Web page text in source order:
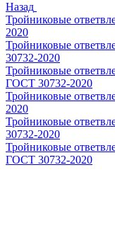
Назад
Тройниковые
2020
Тройниковые
30732-2020
Тройниковые
ГОСТ 30732-2020
Тройниковые
2020
Тройниковые
30732-2020
Тройниковые
ГОСТ 30732-2020